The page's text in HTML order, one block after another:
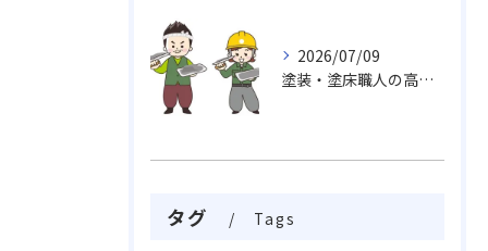
2026/07/09
塗装・塗床職人の高い技術力、魅力がいっぱい挑戦しませんか
タグ Tags